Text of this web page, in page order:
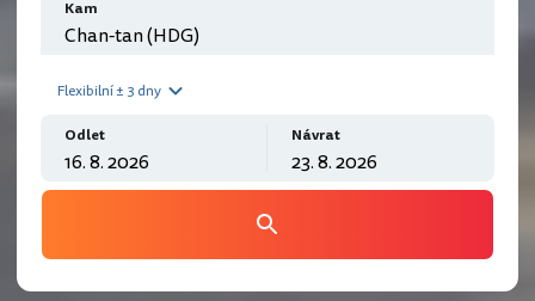
Kam
Flexibilní ± 3 dny
Odlet Návrat